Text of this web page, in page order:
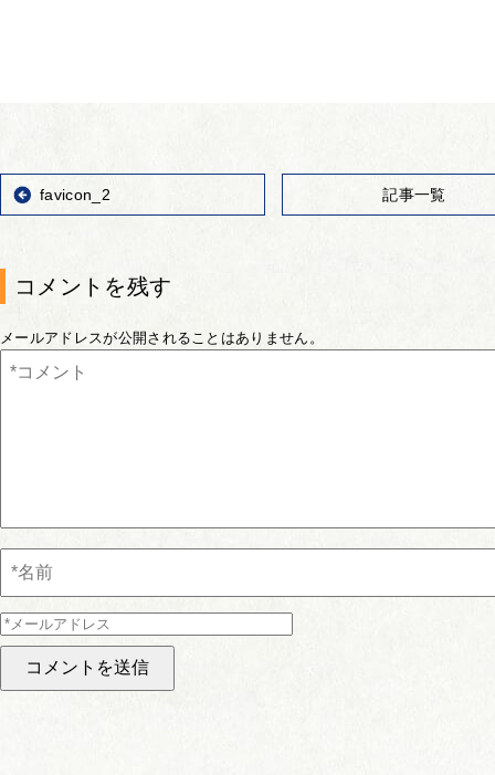
favicon_2 記事一覧
コメントを残す
メールアドレスが公開されることはありません。